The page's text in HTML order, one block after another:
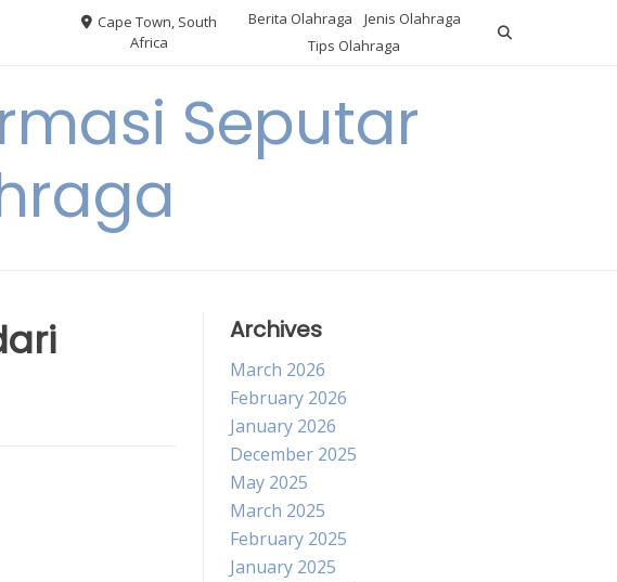
Cape Town, South
Africa
Berita Olahraga
Jenis Olahraga
Tips Olahraga
Seputar
Archives
March 2026
February 2026
January 2026
December 2025
May 2025
March 2025
February 2025
January 2025